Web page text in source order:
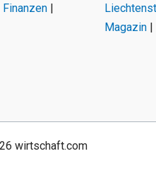
Finanzen
Magazin|
wirtschaft.com